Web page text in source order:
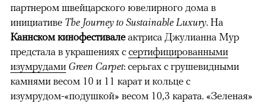
партнером швейцарского ювелирного дома в
инициативе The Journey to Sustainable Luxury. На
Каннском кинофестивалеактриса Джулианна Мур
предстала в украшениях с сертифицированными
изумрудами Green Carpet: серьгах с грушевидными
камнями весом 10 и 11 карат и кольце с
изумрудом-«подушкой» весом 10,3 карата. «Зеленая»